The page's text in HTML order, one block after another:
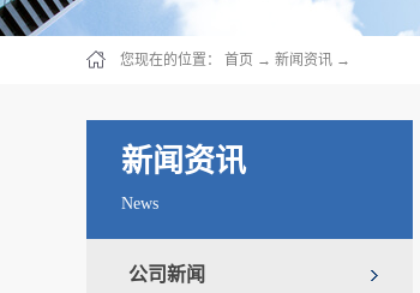
您现在的位置： 首页 → 新闻资讯 →
新闻资讯
News
公司新闻